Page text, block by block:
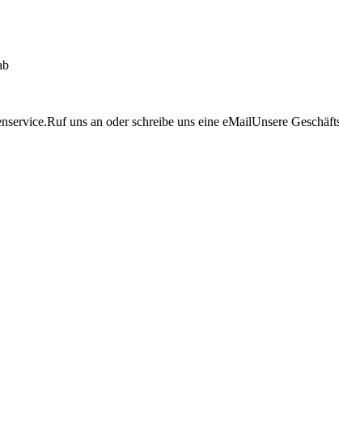
uns an oder schreibe uns eine eMailUnsere